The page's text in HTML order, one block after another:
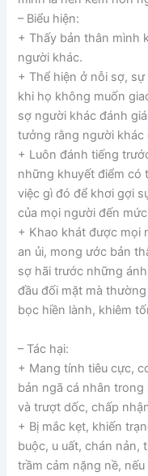
– Biểu hiện:
+ Thấy bản thân mình
người khác.
+ Thể hiện ở nỗi sợ,
khi họ không muốn
sợ người khác đánh
tưởng rằng người khác
+ Luôn đánh tiếng
những khuyết điểm có
việc gì đó để khơi gợi
của mọi người đến
+ Khao khát được mọi
an ủi, mong ước bản
sợ hãi trước những
đầu đối mặt mà
bọc hiền lành, khiêm
– Tác hại:
+ Mang tính tiêu cực,
bản ngã cá nhân
và trượt dốc, chấp
+ Bị mắc kẹt, khiến
buộc, u uất, chán nản,
trầm cảm nặng nề,